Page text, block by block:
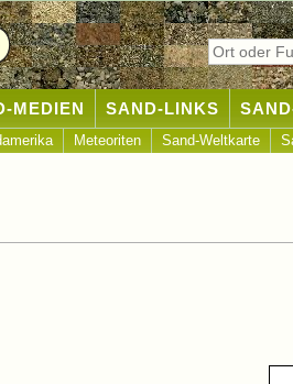
MEDIEN SAND-LINKS
Meteoriten Sand-Weltkarte